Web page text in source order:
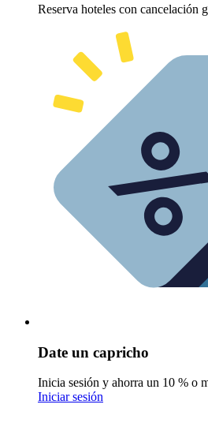
Reserva hoteles con cancelación
Date un capricho
Inicia sesión y ahorra un 10 % o
Iniciar sesión